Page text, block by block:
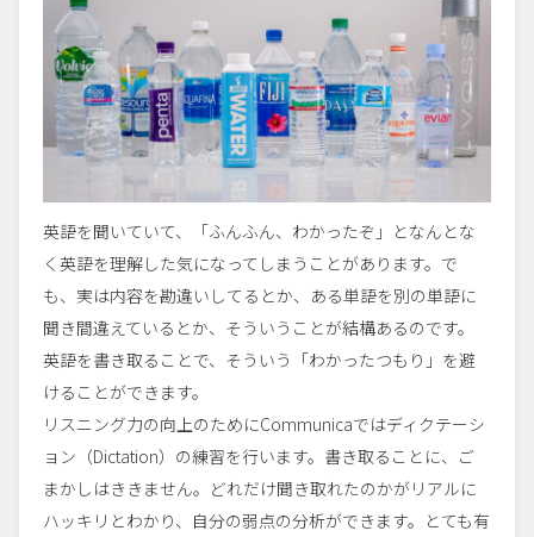
英語を聞いていて、「ふんふん、わかったぞ」となんとな
く英語を理解した気になってしまうことがあります。で
も、実は内容を勘違いしてるとか、ある単語を別の単語に
聞き間違えているとか、そういうことが結構あるのです。
英語を書き取ることで、そういう「わかったつもり」を避
けることができます。
リスニング力の向上のためにCommunicaではディクテーシ
ョン（Dictation）の練習を行います。書き取ることに、ご
まかしはききません。どれだけ聞き取れたのかがリアルに
ハッキリとわかり、自分の弱点の分析ができます。とても有